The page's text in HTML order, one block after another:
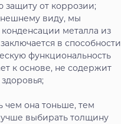
защиту от коррозии;
виду, мы
металла из
в способности
функциональность
к основе, не содержит
чем она тоньше, тем
выбирать толщину